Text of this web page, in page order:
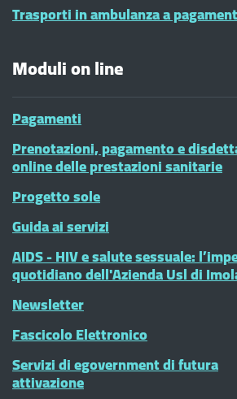
Trasporti in ambulanza a
Moduli on line
Pagamenti
Prenotazioni, pagamento e
online delle prestazioni sanitarie
Progetto sole
Guida ai servizi
AIDS - HIV e salute sessuale:
quotidiano dell'Azienda Usl di
Newsletter
Fascicolo Elettronico
Servizi di egovernment di futura
attivazione